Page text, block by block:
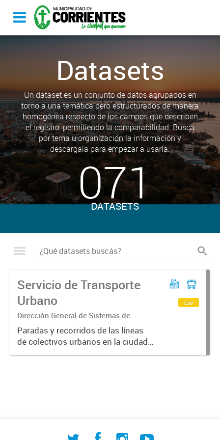
Datasets
Un dataset es un conjunto de datos agrupados en
torno a una temática pero estructurados de manera
homogénea respecto de los campos que describen
el registro, permitiendo la comparabilidad. Busca
por tema u organización la información y
descargala para empezar a usarla.
071
DATASETS
Servicio de Transporte
Urbano
Dirección General de Sistemas de
Información Geográfica
Paradas y recorridos de las líneas
de colectivos urbanos en la ciudad
de Corrientes
csv